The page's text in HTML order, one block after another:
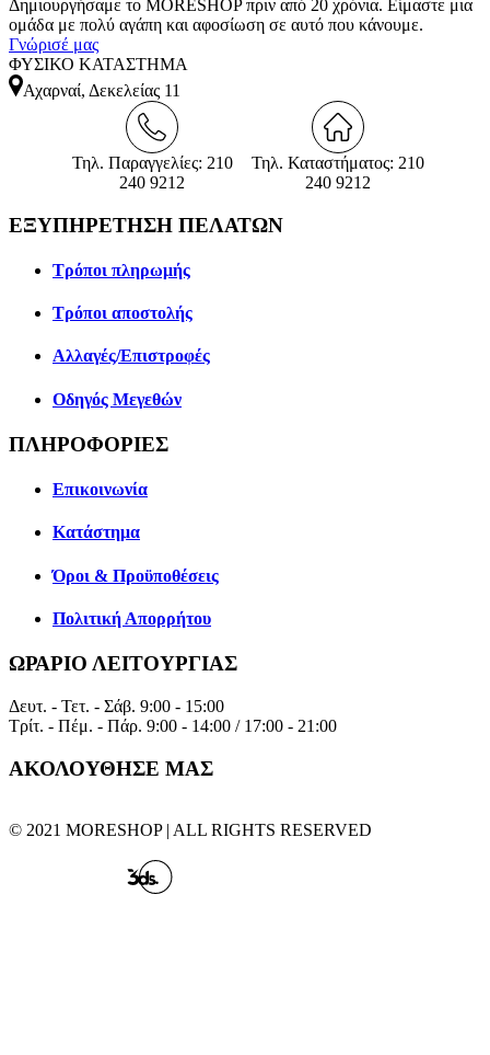
Δημιουργήσαμε το MORESHOP πριν από 20 χρόνια. Είμαστε μια
ομάδα με πολύ αγάπη και αφοσίωση σε αυτό που κάνουμε.
Γνώρισέ μας
ΦΥΣΙΚΟ ΚΑΤΑΣΤΗΜΑ
Αχαρναί, Δεκελείας 11
Τηλ. Παραγγελίες: 210
240 9212
Τηλ. Καταστήματος: 210
240 9212
ΕΞΥΠΗΡΕΤΗΣΗ ΠΕΛΑΤΩΝ
Τρόποι πληρωμής
Τρόποι αποστολής
Αλλαγές/Επιστροφές
Οδηγός Μεγεθών
ΠΛΗΡΟΦΟΡΙΕΣ
Επικοινωνία
Κατάστημα
Όροι & Προϋποθέσεις
Πολιτική Απορρήτου
ΩΡΑΡΙΟ ΛΕΙΤΟΥΡΓΙΑΣ
Δευτ. - Τετ. - Σάβ. 9:00 - 15:00
Τρίτ. - Πέμ. - Πάρ. 9:00 - 14:00 / 17:00 - 21:00
ΑΚΟΛΟΥΘΗΣΕ ΜΑΣ
© 2021 MORESHOP | ALL RIGHTS RESERVED